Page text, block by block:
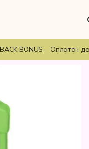
BONUS Оплата і